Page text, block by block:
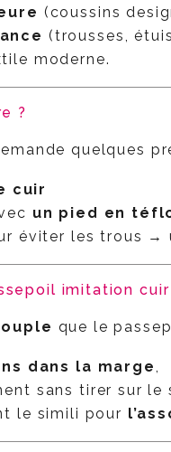
(coussins
(trousses,
moderne.
?
quelques
cuir
un pied en
éviter les trous →
imitation
que le
dans la marge,
sans tirer sur le
le simili pour